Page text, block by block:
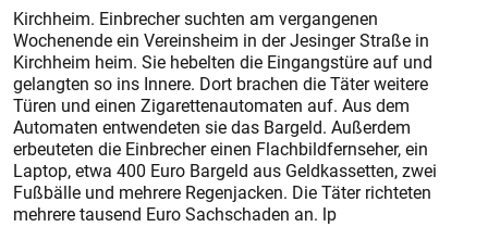
Kirchheim. Einbrecher suchten am vergangenen
Wochenende ein Vereinsheim in der Jesinger Straße in
Kirchheim heim. Sie hebelten die Eingangstüre auf und
gelangten so ins Innere. Dort brachen die Täter weitere
Türen und einen Zigarettenautomaten auf. Aus dem
Automaten entwendeten sie das Bargeld. Außerdem
erbeuteten die Einbrecher einen Flachbildfernseher, ein
Laptop, etwa 400 Euro Bargeld aus Geldkassetten, zwei
Fußbälle und mehrere Regenjacken. Die Täter richteten
mehrere tausend Euro Sachschaden an. lp